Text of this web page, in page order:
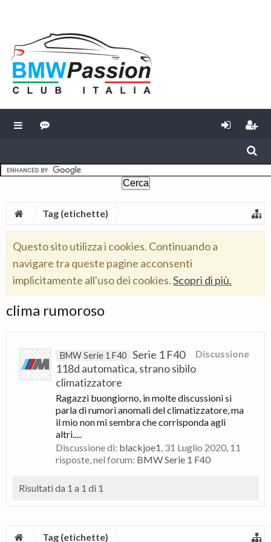
Tag (etichette)
Questo sito utilizza i cookies. Continuando a
navigare tra queste pagine acconsenti
implicitamente all'uso dei cookies.Scopri di più.
clima rumoroso
Discussione
BMW Serie 1 F40 Serie 1 F40
118d automatica, strano sibilo
climatizzatore
Ragazzi buongiorno, in molte discussioni si
parla di rumori anomali del climatizzatore, ma
il mio non mi sembra che corrisponda agli
altri.....
Discussione di: blackjoe1, 31 Luglio 2020, 11
risposte, nel forum: BMW Serie 1 F40
Risultati da 1 a 1 di 1
Tag (etichette)